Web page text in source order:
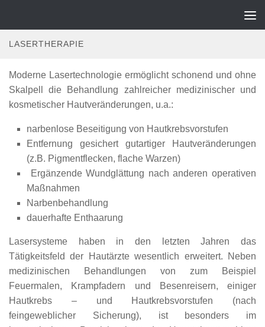
LASERTHERAPIE
Moderne Lasertechnologie ermöglicht schonend und ohne
Skalpell die Behandlung zahlreicher medizinischer und
kosmetischer Hautveränderungen, u.a.:
narbenlose Beseitigung von Hautkrebsvorstufen
Entfernung gesichert gutartiger Hautveränderungen
(z.B. Pigmentflecken, flache Warzen)
Ergänzende Wundglättung nach anderen operativen
Maßnahmen
Narbenbehandlung
dauerhafte Enthaarung
Lasersysteme haben in den letzten Jahren das
Tätigkeitsfeld der Hautärzte wesentlich erweitert. Neben
medizinischen Behandlungen von zum Beispiel
Feuermalen, Krampfadern und Besenreisern, einiger
Hautkrebs – und Hautkrebsvorstufen (nach
feingeweblicher Sicherung), ist besonders im